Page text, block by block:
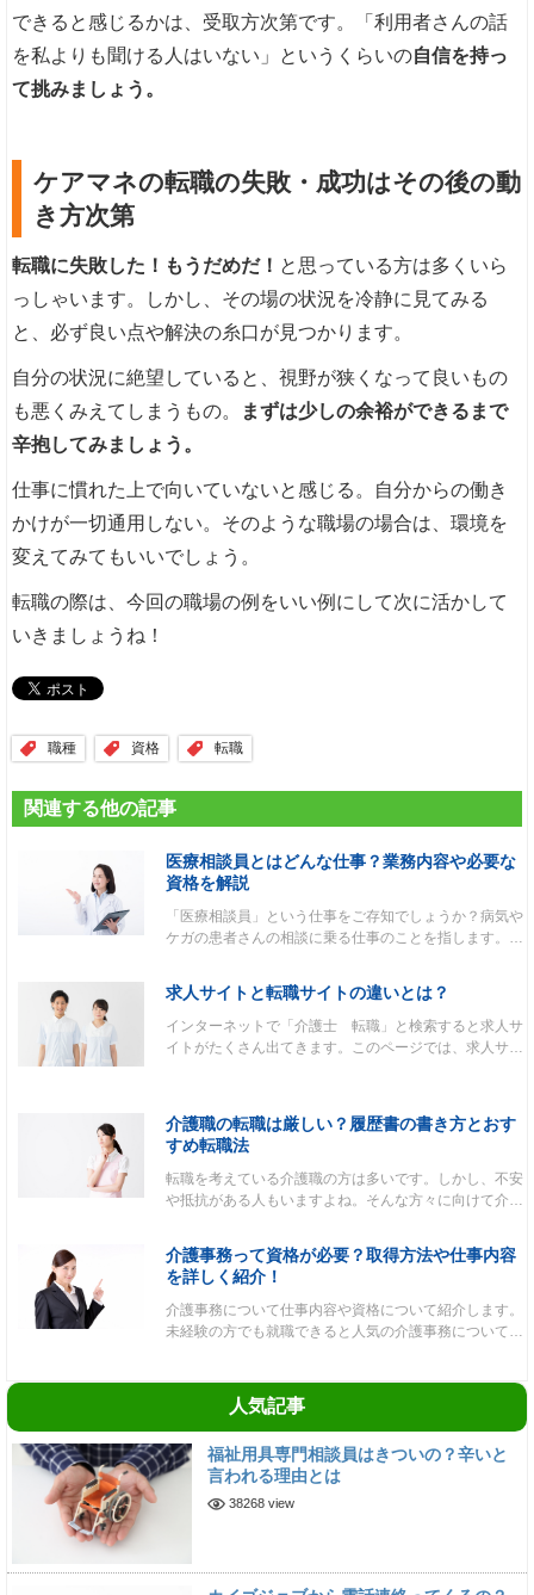
できると感じるかは、受取方次第です。「利用者さんの話
を私よりも聞ける人はいない」というくらいの自信を持っ
て挑みましょう。
ケアマネの転職の失敗・成功はその後の動
き方次第
転職に失敗した！もうだめだ！ と思っている方は多くいら
っしゃいます。しかし、その場の状況を冷静に見てみる
と、必ず良い点や解決の糸口が見つかります。
自分の状況に絶望していると、視野が狭くなって良いもの
も悪くみえてしまうもの。
まずは少しの余裕ができるまで
辛抱してみましょう。
仕事に慣れた上で向いていないと感じる。自分からの働き
かけが一切通用しない。そのような職場の場合は、環境を
変えてみてもいいでしょう。
転職の際は、今回の職場の例をいい例にして次に活かして
いきましょうね！
職種 資格 転職
関連する他の記事
医療相談員とはどんな仕事？業務内容や必要な
資格を解説
「医療相談員」という仕事をご存知でしょうか？病気や
ケガの患者さんの相談に乗る仕事のことを指します。…
求人サイトと転職サイトの違いとは？
インターネットで「介護士 転職」と検索すると求人サ
イトがたくさん出てきます。このページでは、求人サ…
介護職の転職は厳しい？履歴書の書き方とおす
すめ転職法
転職を考えている介護職の方は多いです。しかし、不安
や抵抗がある人もいますよね。そんな方々に向けて介…
介護事務って資格が必要？取得方法や仕事内容
を詳しく紹介！
介護事務について仕事内容や資格について紹介します。
未経験の方でも就職できると人気の介護事務について…
人気記事
福祉用具専門相談員はきついの？辛いと
言われる理由とは
38268 view